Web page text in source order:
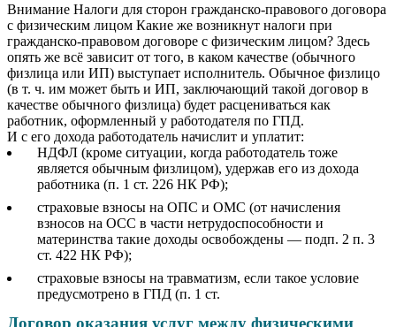
Внимание Налоги для сторон гражданско-правового договора
с физическим лицом Какие же возникнут налоги при
гражданско-правовом договоре с физическим лицом? Здесь
опять же всё зависит от того, в каком качестве (обычного
физлица или ИП) выступает исполнитель. Обычное физлицо
(в т. ч. им может быть и ИП, заключающий такой договор в
качестве обычного физлица) будет расцениваться как
работник, оформленный у работодателя по ГПД.
И с его дохода работодатель начислит и уплатит:
НДФЛ (кроме ситуации, когда работодатель тоже
является обычным физлицом), удержав его из дохода
работника (п. 1 ст. 226 НК РФ);
страховые взносы на ОПС и ОМС (от начисления
взносов на ОСС в части нетрудоспособности и
материнства такие доходы освобождены — подп. 2 п. 3
ст. 422 НК РФ);
страховые взносы на травматизм, если такое условие
предусмотрено в ГПД (п. 1 ст.
Договор оказания услуг между физическими